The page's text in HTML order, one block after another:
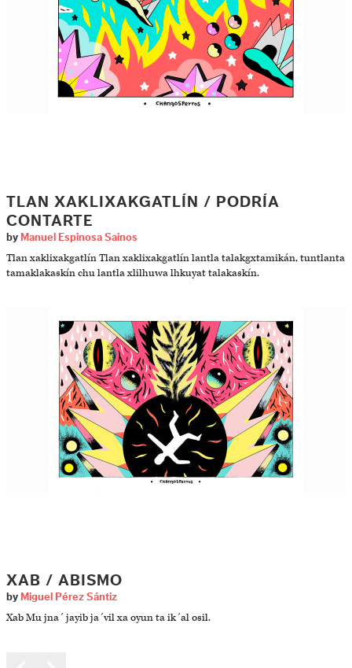
TLAN XAKLIXAKGATLÍN / PODRÍA
CONTARTE
by Manuel Espinosa Sainos
Tlan xaklixakgatlín Tlan xaklixakgatlín lantla talakgxtamikán, tuntlanta
tamaklakaskín chu lantla xlilhuwa lhkuyat talakaskín.
XAB / ABISMO
by Miguel Pérez Sántiz
Xab Mu jna´ jayib ja´vil xa oyun ta ik´al osil.